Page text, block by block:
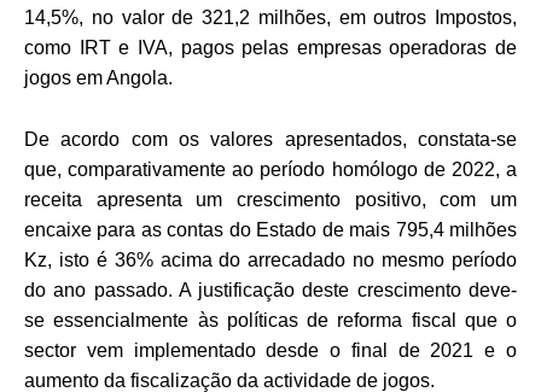
14,5%, no valor de 321,2 milhões, em outros Impostos,
como IRT e IVA, pagos pelas empresas operadoras de
jogos em Angola.
De acordo com os valores apresentados, constata-se
que, comparativamente ao período homólogo de 2022, a
receita apresenta um crescimento positivo, com um
encaixe para as contas do Estado de mais 795,4 milhões
Kz, isto é 36% acima do arrecadado no mesmo período
do ano passado. A justificação deste crescimento deve-
se essencialmente às políticas de reforma fiscal que o
sector vem implementado desde o final de 2021 e o
aumento da fiscalização da actividade de jogos.